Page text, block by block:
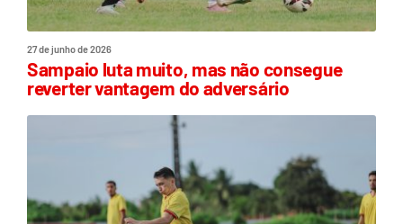
27 de junho de 2026
Sampaio luta muito, mas não consegue
reverter vantagem do adversário